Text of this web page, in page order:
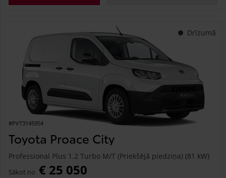
Drīzumā
#PVT3145954
Toyota Proace City
Professional Plus 1.2 Turbo M/T (Priekšējā piedziņa) (81 kW)
Sākot no € 25 050